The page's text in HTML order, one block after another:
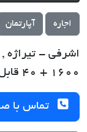
اجاره آپارتمان
1600 + 40 قابل تبدیل
تماس با